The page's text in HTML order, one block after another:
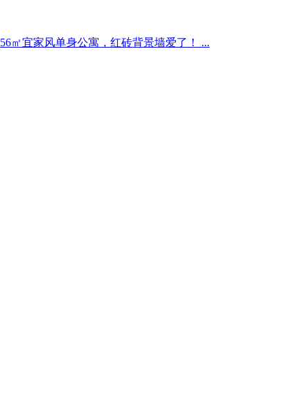
56㎡宜家风单身公寓，红砖背景墙爱了！ ...